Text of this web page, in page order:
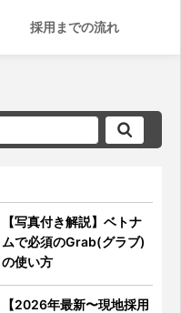
採用までの流れ
【写真付き解説】ベトナ
ムで必須のGrab(グラブ)
の使い方
【2026年最新〜現地採用